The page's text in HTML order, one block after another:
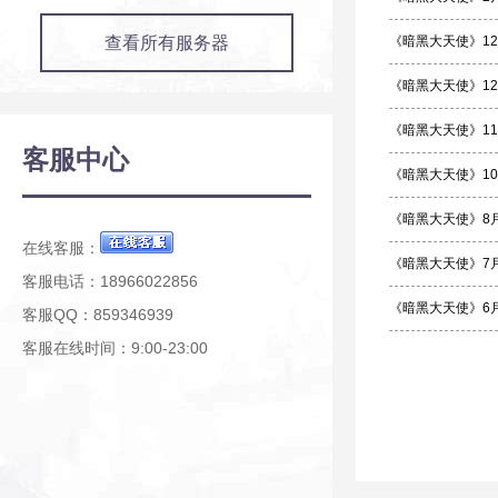
查看所有服务器
客服中心
在线客服：
客服电话：18966022856
客服QQ：859346939
客服在线时间：9:00-23:00
《暗黑大天使》
《暗黑大天使》
《暗黑大天使》
《暗黑大天使》
《暗黑大天使》
《暗黑大天使》
《暗黑大天使》